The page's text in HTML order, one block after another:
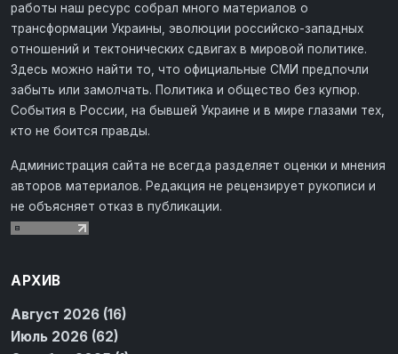
работы наш ресурс собрал много материалов о
трансформации Украины, эволюции российско-западных
отношений и тектонических сдвигах в мировой политике.
Здесь можно найти то, что официальные СМИ предпочли
забыть или замолчать. Политика и общество без купюр.
События в России, на бывшей Украине и в мире глазами тех,
кто не боится правды.
Администрация сайта не всегда разделяет оценки и мнения
авторов материалов. Редакция не рецензирует рукописи и
не объясняет отказ в публикации.
АРХИВ
Август 2026 (16)
Июль 2026 (62)